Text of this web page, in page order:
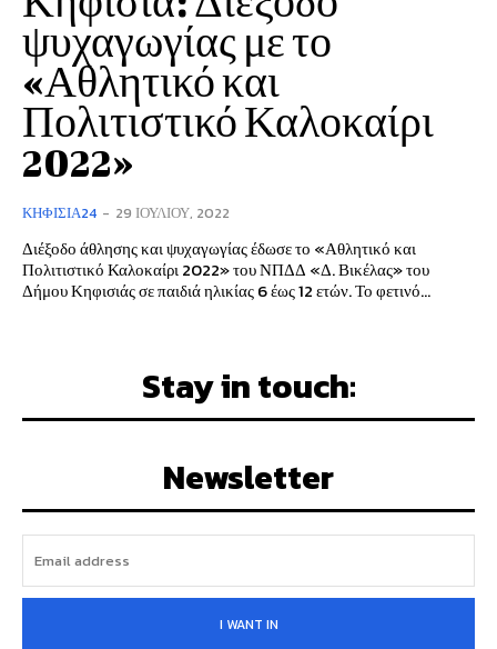
ψυχαγωγίας με το
«Αθλητικό και
Πολιτιστικό Καλοκαίρι
2022»
ΚΗΦΙΣΙΆ24 - 29 ΙΟΥΛΊΟΥ, 2022
Διέξοδο άθλησης και ψυχαγωγίας έδωσε το «Αθλητικό και
Πολιτιστικό Καλοκαίρι 2022» του ΝΠΔΔ «Δ. Βικέλας» του
Δήμου Κηφισιάς σε παιδιά ηλικίας 6 έως 12 ετών. Το φετινό...
Stay in touch:
Newsletter
I WANT IN